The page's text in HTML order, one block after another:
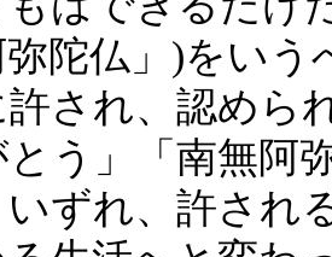
弥陀仏」)をい
許され、認めら
とう」「南無阿
いずれ、許され